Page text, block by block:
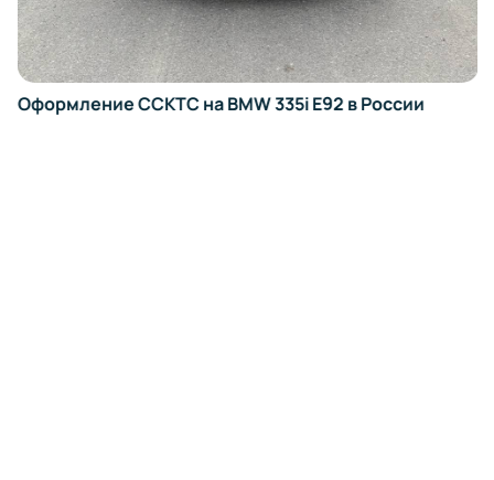
Оформление ССКТС на BMW 335i E92 в России